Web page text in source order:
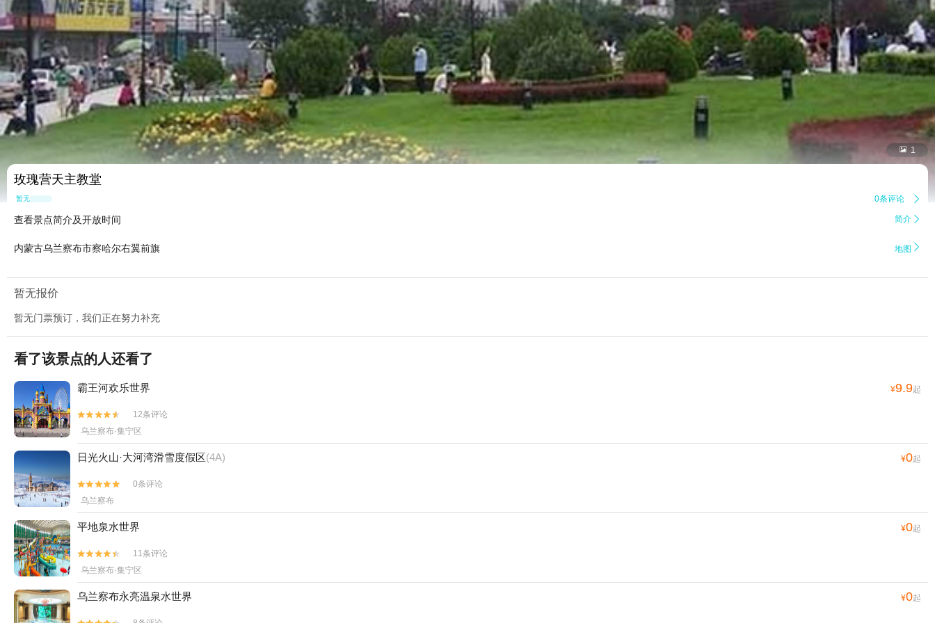
 1
玫瑰营天主教堂
暂无点评 0条评论 
查看景点简介及开放时间 简介 
内蒙古乌兰察布市察哈尔右翼前旗 地图 
暂无报价
暂无门票预订，我们正在努力补充
看了该景点的人还看了
霸王河欢乐世界 ¥9.9起


12条评论
乌兰察布·集宁区
日光火山·大河湾滑雪度假区(4A) ¥0起


0条评论
乌兰察布
平地泉水世界 ¥0起


11条评论
乌兰察布·集宁区
乌兰察布永亮温泉水世界 ¥0起